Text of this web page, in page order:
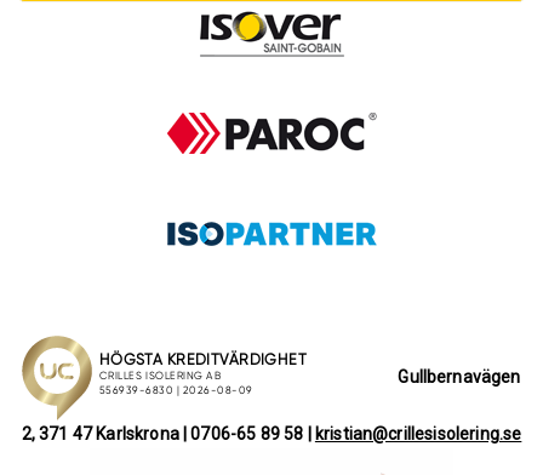
Gullbernavägen
2, 371 47 Karlskrona | 0706-65 89 58 | kristian@crillesisolering.se